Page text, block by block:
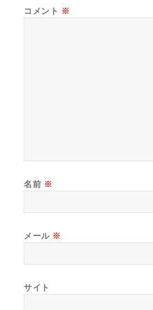
コメント ※
名前 ※
メール ※
サイト